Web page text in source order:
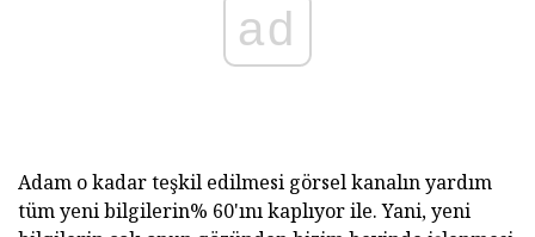
ad
Adam o kadar teşkil edilmesi görsel kanalın yardım
tüm yeni bilgilerin% 60'ını kaplıyor ile. Yani, yeni